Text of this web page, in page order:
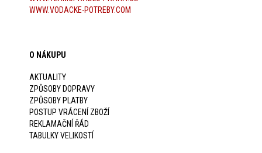
WWW.VODACKE-POTREBY.COM
O NÁKUPU
AKTUALITY
ZPŮSOBY DOPRAVY
ZPŮSOBY PLATBY
POSTUP VRÁCENÍ ZBOŽÍ
REKLAMAČNÍ ŘÁD
TABULKY VELIKOSTÍ